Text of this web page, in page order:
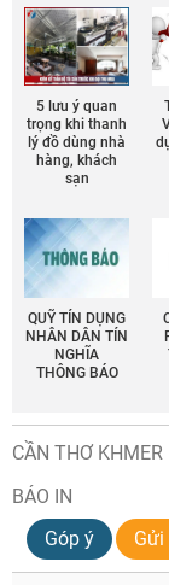
5 lưu ý quan
trọng khi thanh
lý đồ dùng nhà
hàng, khách
sạn
QUỸ TÍN DỤNG
NHÂN DÂN TÍN
NGHĨA
THÔNG BÁO
CẦN THƠ KHMER
BÁO IN
Góp ý
Gửi